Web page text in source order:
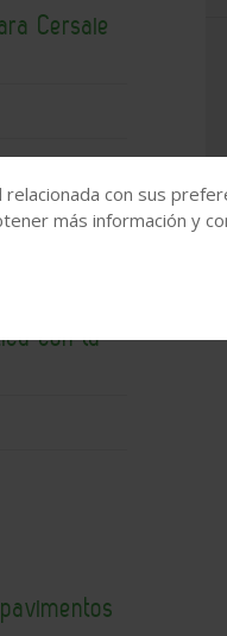
Cersaie
con la
con sus
más información y